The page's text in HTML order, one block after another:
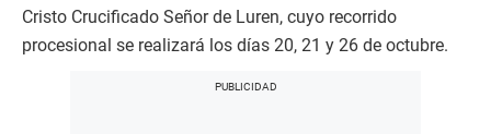
Cristo Crucificado Señor de Luren, cuyo recorrido
procesional se realizará los días 20, 21 y 26 de octubre.